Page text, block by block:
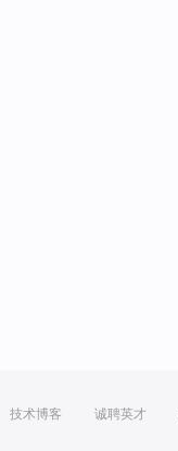
技术博客 诚聘英才